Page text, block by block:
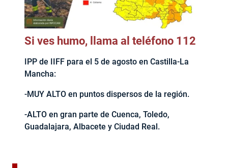
Si ves humo, llama al teléfono 112
IPP de IIFF para el 5 de agosto en Castilla-La
Mancha:
-MUY ALTO en puntos dispersos de la región.
-ALTO en gran parte de Cuenca, Toledo,
Guadalajara, Albacete y Ciudad Real.